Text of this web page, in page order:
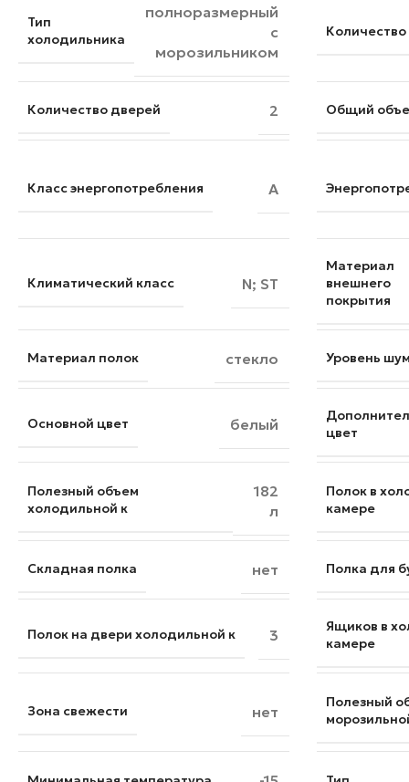
Тип
холодильника
полноразмерный
с
морозильником
Количество дверей 2 Общий
Класс энергопотребления A
Климатический класс N; ST
Материал
внешнего
покрытия
Материал полок стекло Уровень
Основной цвет белый
цвет
Полезный объем
холодильной к
182
л
Полок в
камере
Складная полка нет Полка для
Полок на двери холодильной к 3
Ящиков в
камере
Зона свежести нет
Полезный